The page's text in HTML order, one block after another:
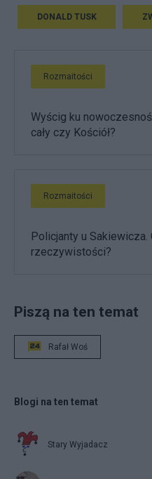
DONALD TUSK
Rozmaitości
Wyścig ku
cały czy Kościół?
Rozmaitości
Policjanty u Sakiewicza.
rzeczywistości?
Piszą na ten temat
Rafał Woś
Blogi na ten temat
Stary Wyjadacz